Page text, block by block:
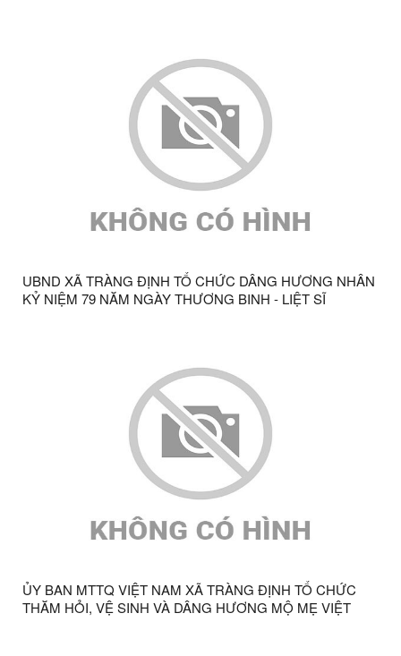
UBND XÃ TRÀNG ĐỊNH TỔ CHỨC DÂNG HƯƠNG NHÂN
KỶ NIỆM 79 NĂM NGÀY THƯƠNG BINH - LIỆT SĨ
ỦY BAN MTTQ VIỆT NAM XÃ TRÀNG ĐỊNH TỔ CHỨC
THĂM HỎI, VỆ SINH VÀ DÂNG HƯƠNG MỘ MẸ VIỆT